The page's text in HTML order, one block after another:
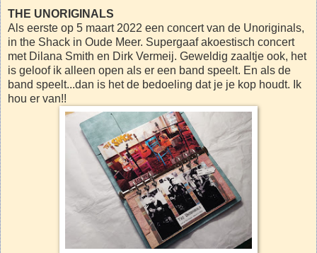
THE UNORIGINALS
Als eerste op 5 maart 2022 een concert van de Unoriginals,
in the Shack in Oude Meer. Supergaaf akoestisch concert
met Dilana Smith en Dirk Vermeij. Geweldig zaaltje ook, het
is geloof ik alleen open als er een band speelt. En als de
band speelt...dan is het de bedoeling dat je je kop houdt. Ik
hou er van!!